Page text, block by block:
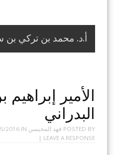
أ.د. محمد بن تركي بن
الأمير
البدراني
POSTED BY فهد المحيسن 2016IN
| LEAVE A RESPONSE